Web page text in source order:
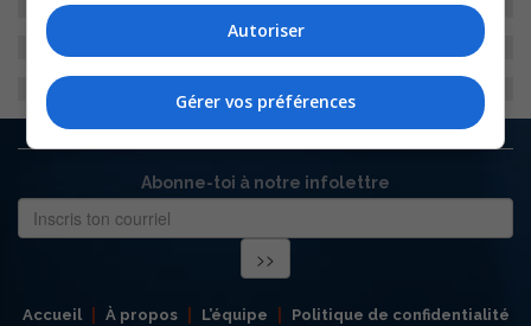
Abonne-toi à notre infolettre
Accueil À propos L’équipe
Politique de confidentialité
Autoriser
Gérer vos préférences